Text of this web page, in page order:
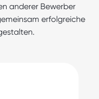
und
Jobbörse
Du immer
anderer Bewerber
erfolgreiche